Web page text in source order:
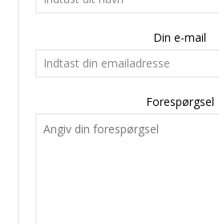
Din e-mail
Forespørgsel